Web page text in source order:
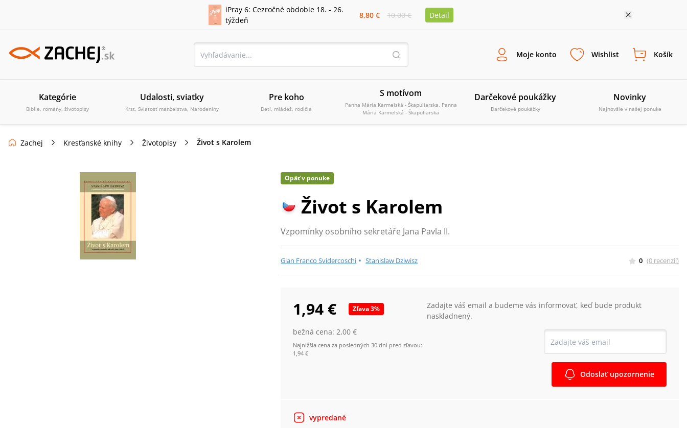
iPray 6: Cezročné obdobie 18. - 26.
týždeň
8,80 € 10,00 € Detail
Moje konto Wishlist Košík
Kategórie
Biblie, romány, životopisy
Udalosti, sviatky
Krst, Sviatosť manželstva, Narodeniny
Pre koho
Deti, mládež, rodičia
S motívom
Panna Mária Karmelská - Škapuliarska, Panna
Mária Karmelská - Škapuliarska
Darčekové poukážky
Darčekové poukážky
Novinky
Najnovšie v našej ponuke
Zachej Kresťanské knihy Životopisy Život s Karolem
Opäť v ponuke
Život s Karolem
Vzpomínky osobního sekretáře Jana Pavla II.
Gian Franco Svidercoschi • Stanislaw Dziwisz 0 (0 recenzií)
1,94 € Zľava3%
bežná cena:2,00 €
Najnižšia cena za posledných 30 dní pred zľavou:
1,94 €
Zadajte váš email a budeme vás informovať, keď bude produkt
naskladnený.
Odoslať upozornenie
vypredané